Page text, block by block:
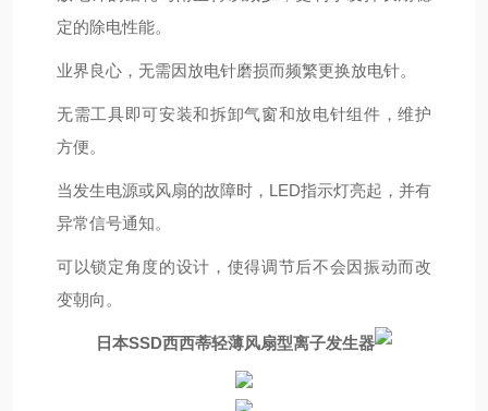
定的除电性能。
业界良心，无需因放电针磨损而频繁更换放电针。
无需工具即可安装和拆卸气窗和放电针组件，维护
方便。
当发生电源或风扇的故障时，LED指示灯亮起，并有
异常信号通知。
可以锁定角度的设计，使得调节后不会因振动而改
变朝向。
日本SSD西西蒂轻薄风扇型离子发生器